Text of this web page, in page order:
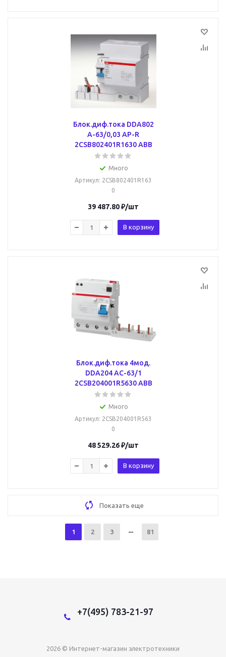
Блок.диф.тока DDA802
A-63/0,03 AP-R
2CSB802401R1630 ABB
Много
Артикул: 2CSB802401R163
0
39 487.80₽/шт
В корзину
Блок.диф.тока 4мод.
DDA204 AC-63/1
2CSB204001R5630 ABB
Много
Артикул: 2CSB204001R563
0
48 529.26₽/шт
В корзину
Показать еще
1 2 3 81
+7(495) 783-21-97
2026 © Интернет-магазин электротехники